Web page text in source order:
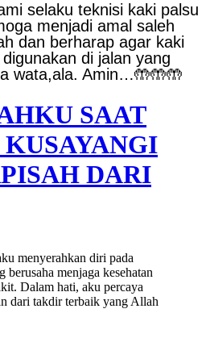
selaku teknisi kaki palsu
menjadi amal saleh
dan berharap agar kaki
di jalan yang
wata,ala. Amin…🤲🤲🤲
SAAT
DARI
menyerahkan diri pada
berusaha menjaga kesehatan
Dalam hati, aku percaya
dari takdir terbaik yang Allah